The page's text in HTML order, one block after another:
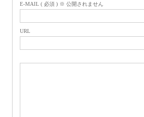
E-MAIL ( 必須 ) ※ 公開されません
URL